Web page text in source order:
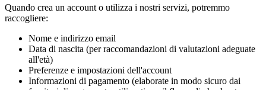
Quando crea un account o utilizza i nostri servizi, potremmo
raccogliere:
Nome e indirizzo email
Data di nascita (per raccomandazioni di valutazioni adeguate
all'età)
Preferenze e impostazioni dell'account
Informazioni di pagamento (elaborate in modo sicuro dai